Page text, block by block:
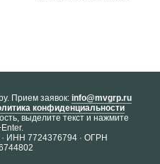
Прием заявок: info@mvgrp.ru
конфиденциальности
выделите текст и нажмите
ИНН 7724376794 · ОГРН